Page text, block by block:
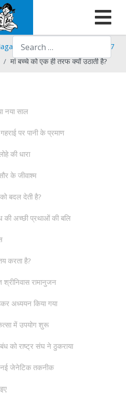
Search Srote
Srote - 2017
मां बच्चे को एक ही तरफ क्यों उठाती है?
साल
पर पानी के प्रमाण
की धारा
के जीवाश्म
को बदल देती है?
की अच्छी प्रथाओं की बलि
करता है?
श्रीनिवास रामानुजन
अध्ययन किया गया
में उपयोग शुरू
को राष्ट्र संघ ने ठुकराया
जेनेटिक तकनीक